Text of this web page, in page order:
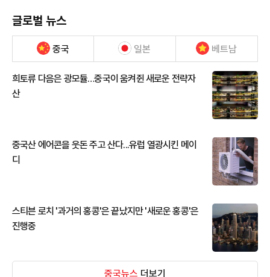
글로벌 뉴스
중국 일본 베트남
희토류 다음은 광모듈…중국이 움켜쥔 새로운 전략자
산
중국산 에어콘을 웃돈 주고 산다...유럽 열광시킨 메이
디
스티븐 로치 '과거의 홍콩'은 끝났지만 '새로운 홍콩'은
진행중
중국뉴스 더보기